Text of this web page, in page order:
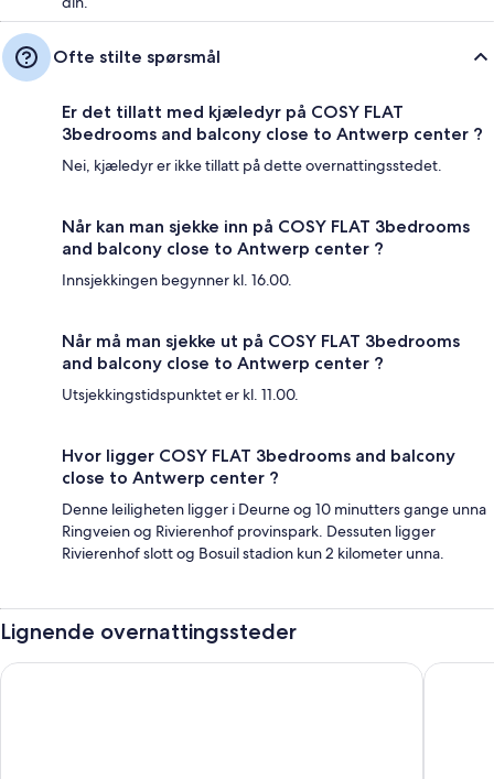
Ofte stilte spørsmål
Er det tillatt med kjæledyr på COSY FLAT
3bedrooms and balcony close to Antwerp center ?
Nei, kjæledyr er ikke tillatt på dette overnattingsstedet.
Når kan man sjekke inn på COSY FLAT 3bedrooms
and balcony close to Antwerp center ?
Innsjekkingen begynner kl. 16.00.
Når må man sjekke ut på COSY FLAT 3bedrooms
and balcony close to Antwerp center ?
Utsjekkingstidspunktet er kl. 11.00.
Hvor ligger COSY FLAT 3bedrooms and balcony
close to Antwerp center ?
Denne leiligheten ligger i Deurne og 10 minutters gange unna
Ringveien og Rivierenhof provinspark. Dessuten ligger
Rivierenhof slott og Bosuil stadion kun 2 kilometer unna.
Lignende overnattingssteder
Koselig leilighet i Antwerpen Modern